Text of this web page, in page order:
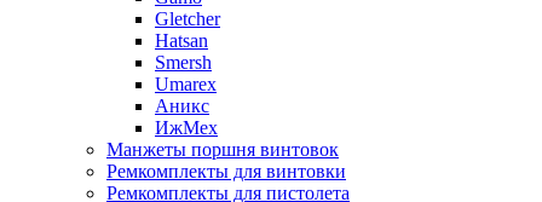
Gletcher
Hatsan
Smersh
Umarex
Аникс
ИжМех
Манжеты поршня винтовок
Ремкомплекты для винтовки
Ремкомплекты для пистолета